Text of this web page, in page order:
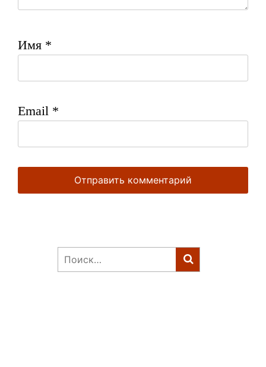
Имя *
Email *
Найти: